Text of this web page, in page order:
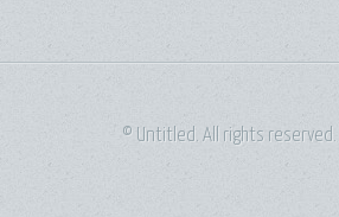
© Untitled. All rights reserved.